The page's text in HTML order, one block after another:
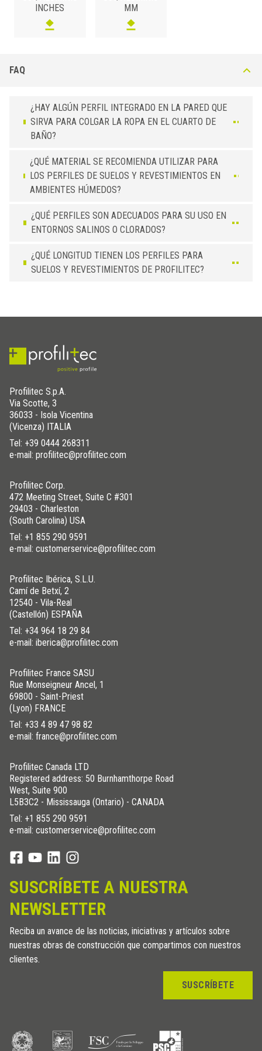
SJQ 80 ASB
SJQ 100 ASB
INCHES
MM
FAQ
¿HAY ALGÚN PERFIL INTEGRADO EN LA PARED QUE
SIRVA PARA COLGAR LA ROPA EN EL CUARTO DE
BAÑO?
¿QUÉ MATERIAL SE RECOMIENDA UTILIZAR PARA
LOS PERFILES DE SUELOS Y REVESTIMIENTOS EN
AMBIENTES HÚMEDOS?
¿QUÉ PERFILES SON ADECUADOS PARA SU USO EN
ENTORNOS SALINOS O CLORADOS?
¿QUÉ LONGITUD TIENEN LOS PERFILES PARA
SUELOS Y REVESTIMIENTOS DE PROFILITEC?
Profilitec S.p.A.
Via Scotte, 3
36033 - Isola Vicentina
(Vicenza) ITALIA
Tel: +39 0444 268311
e-mail: profilitec@profilitec.com
Profilitec Corp.
472 Meeting Street, Suite C #301
29403 - Charleston
(South Carolina) USA
Tel: +1 855 290 9591
e-mail: customerservice@profilitec.com
Profilitec Ibérica, S.L.U.
Camí de Betxí, 2
12540 - Vila-Real
(Castellón) ESPAÑA
Tel: +34 964 18 29 84
e-mail: iberica@profilitec.com
Profilitec France SASU
Rue Monseigneur Ancel, 1
69800 - Saint-Priest
(Lyon) FRANCE
Tel: +33 4 89 47 98 82
e-mail: france@profilitec.com
Profilitec Canada LTD
Registered address: 50 Burnhamthorpe Road
West, Suite 900
L5B3C2 - Mississauga (Ontario) - CANADA
Tel: +1 855 290 9591
e-mail: customerservice@profilitec.com
SUSCRÍBETE A NUESTRA
NEWSLETTER
Reciba un avance de las noticias, iniciativas y artículos sobre
nuestras obras de construcción que compartimos con nuestros
clientes.
SUSCRÍBETE